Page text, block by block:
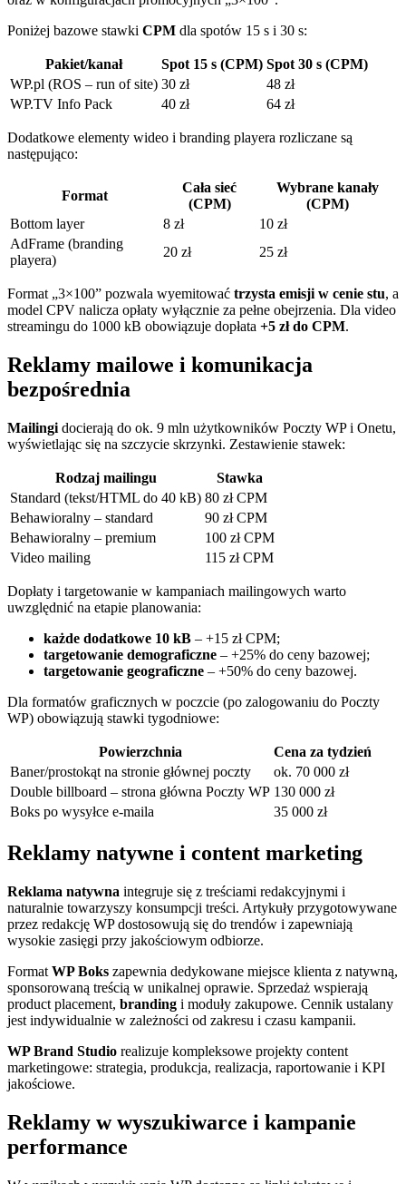
Poniżej bazowe stawki CPM dla spotów 15 s i 30 s:
Pakiet/kanał Spot 15 s (CPM) Spot 30 s (CPM)
WP.pl (ROS – run of site) 30 zł
48 zł
WP.TV Info Pack
40 zł 64 zł
Dodatkowe elementy wideo i branding playera rozliczane są
następująco:
Format
Cała sieć
(CPM)
Wybrane kanały
(CPM)
Bottom layer
8 zł
10 zł
AdFrame (branding
playera)
20 zł 25 zł
Format „3×100” pozwala wyemitować trzysta emisji w cenie stu, a
model CPV nalicza opłaty wyłącznie za pełne obejrzenia. Dla video
streamingu do 1000 kB obowiązuje dopłata +5 zł do CPM.
Reklamy mailowe i komunikacja
bezpośrednia
Mailingi docierają do ok. 9 mln użytkowników Poczty WP i Onetu,
wyświetlając się na szczycie skrzynki. Zestawienie stawek:
Rodzaj mailingu
Stawka
Standard (tekst/HTML do 40 kB) 80 zł CPM
Behawioralny – standard
90 zł CPM
Behawioralny – premium
100 zł CPM
Video mailing
115 zł CPM
Dopłaty i targetowanie w kampaniach mailingowych warto
uwzględnić na etapie planowania:
każde dodatkowe 10 kB – +15 zł CPM;
targetowanie demograficzne – +25% do ceny bazowej;
targetowanie geograficzne – +50% do ceny bazowej.
Dla formatów graficznych w poczcie (po zalogowaniu do Poczty
WP) obowiązują stawki tygodniowe:
Powierzchnia
Cena za tydzień
Baner/prostokąt na stronie głównej poczty
ok. 70 000 zł
Double billboard – strona główna Poczty WP 130 000 zł
Boks po wysyłce e‑maila
35 000 zł
Reklamy natywne i content marketing
Reklama natywna integruje się z treściami redakcyjnymi i
naturalnie towarzyszy konsumpcji treści. Artykuły przygotowywane
przez redakcję WP dostosowują się do trendów i zapewniają
wysokie zasięgi przy jakościowym odbiorze.
Format WP Boks zapewnia dedykowane miejsce klienta z natywną,
sponsorowaną treścią w unikalnej oprawie. Sprzedaż wspierają
product placement, branding i moduły zakupowe. Cennik ustalany
jest indywidualnie w zależności od zakresu i czasu kampanii.
WP Brand Studio realizuje kompleksowe projekty content
marketingowe: strategia, produkcja, realizacja, raportowanie i KPI
jakościowe.
Reklamy w wyszukiwarce i kampanie
performance